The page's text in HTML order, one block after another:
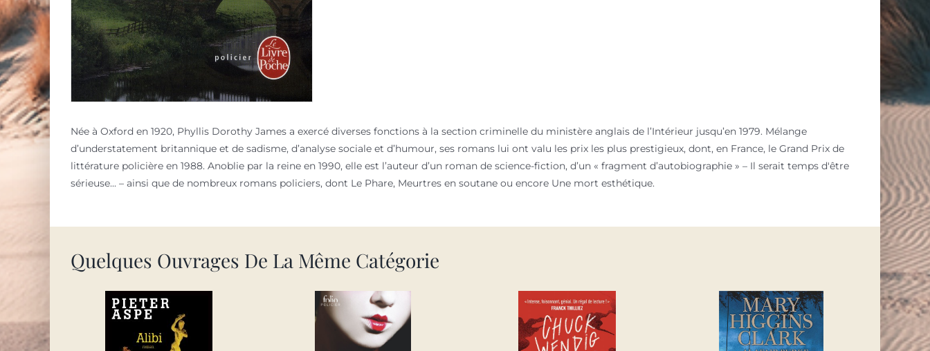
Née à Oxford en 1920, Phyllis Dorothy James a exercé diverses fonctions à la section criminelle du ministère anglais de l’Intérieur jusqu’en 1979. Mélange
d’understatement britannique et de sadisme, d’analyse sociale et d’humour, ses romans lui ont valu les prix les plus prestigieux, dont, en France, le Grand Prix de
littérature policière en 1988. Anoblie par la reine en 1990, elle est l’auteur d’un roman de science-fiction, d’un « fragment d’autobiographie » – Il serait temps d'être
sérieuse... – ainsi que de nombreux romans policiers, dont Le Phare, Meurtres en soutane ou encore Une mort esthétique.
Quelques Ouvrages De La Même Catégorie